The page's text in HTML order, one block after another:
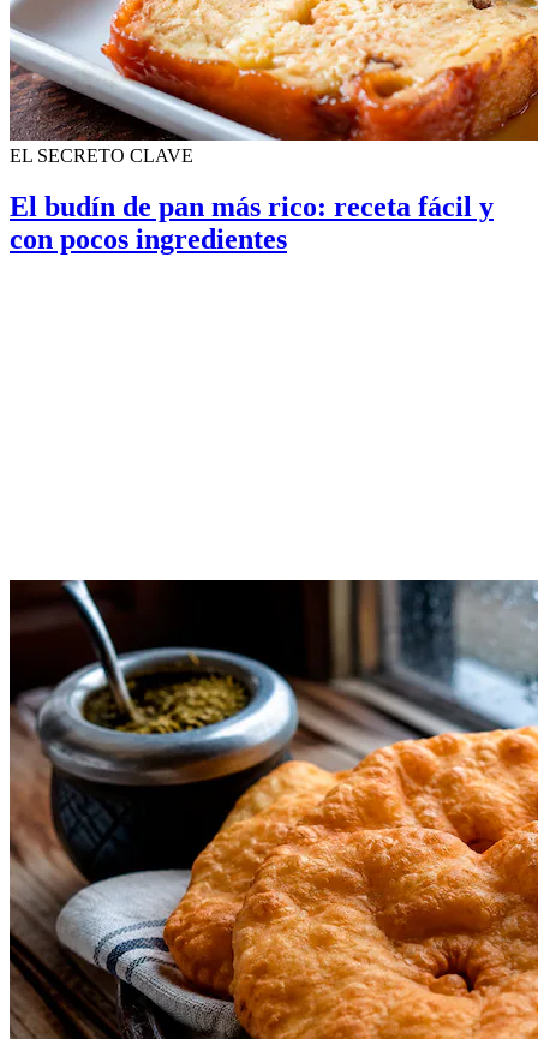
EL SECRETO CLAVE
El budín de pan más rico: receta fácil y
con pocos ingredientes